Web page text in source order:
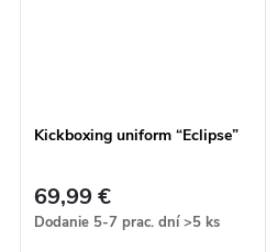
Kickboxing uniform “Eclipse”
69,99 €
Dodanie 5-7 prac. dní>5 ks